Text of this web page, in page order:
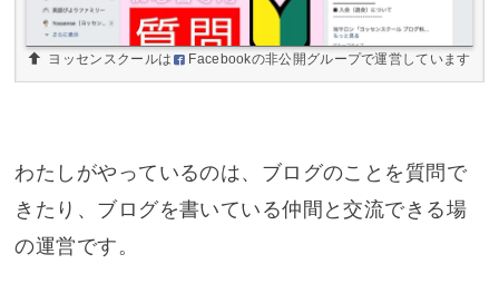
ヨッセンスクールは Facebookの非公開グループで運営しています
わたしがやっているのは、ブログのことを質問で
きたり、ブログを書いている仲間と交流できる場
の運営です。